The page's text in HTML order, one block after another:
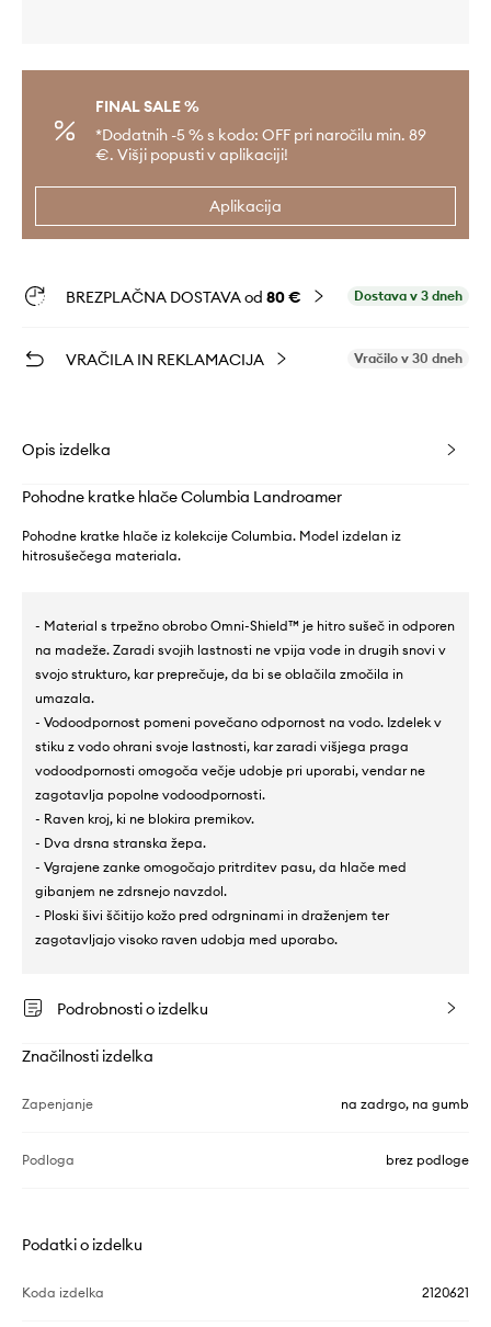
FINAL SALE %
*Dodatnih -5 % s kodo: OFF pri naročilu min. 89
€. Višji popusti v aplikaciji!
Aplikacija
BREZPLAČNA DOSTAVA od 80 € Dostava v 3 dneh
VRAČILA IN REKLAMACIJA Vračilo v 30 dneh
Opis izdelka
Pohodne kratke hlače Columbia Landroamer
Pohodne kratke hlače iz kolekcije Columbia. Model izdelan iz
hitrosušečega materiala.
- Material s trpežno obrobo Omni-Shield™ je hitro sušeč in odporen
na madeže. Zaradi svojih lastnosti ne vpija vode in drugih snovi v
svojo strukturo, kar preprečuje, da bi se oblačila zmočila in
umazala.
- Vodoodpornost pomeni povečano odpornost na vodo. Izdelek v
stiku z vodo ohrani svoje lastnosti, kar zaradi višjega praga
vodoodpornosti omogoča večje udobje pri uporabi, vendar ne
zagotavlja popolne vodoodpornosti.
- Raven kroj, ki ne blokira premikov.
- Dva drsna stranska žepa.
- Vgrajene zanke omogočajo pritrditev pasu, da hlače med
gibanjem ne zdrsnejo navzdol.
- Ploski šivi ščitijo kožo pred odrgninami in draženjem ter
zagotavljajo visoko raven udobja med uporabo.
Podrobnosti o izdelku
Značilnosti izdelka
Zapenjanje na zadrgo, na gumb
Podloga brez podloge
Podatki o izdelku
Koda izdelka 2120621